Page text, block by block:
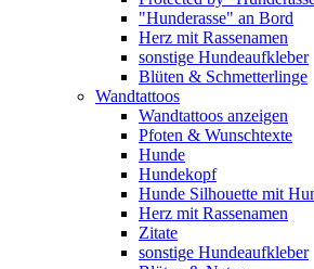
"Hunderasse" an Bord
Herz mit Rassenamen
sonstige Hundeaufkleber
Blüten & Schmetterlinge
Wandtattoos
Wandtattoos anzeigen
Pfoten & Wunschtexte
Hunde
Hundekopf
Hunde Silhouette mit
Herz mit Rassenamen
Zitate
sonstige Hundeaufkleber